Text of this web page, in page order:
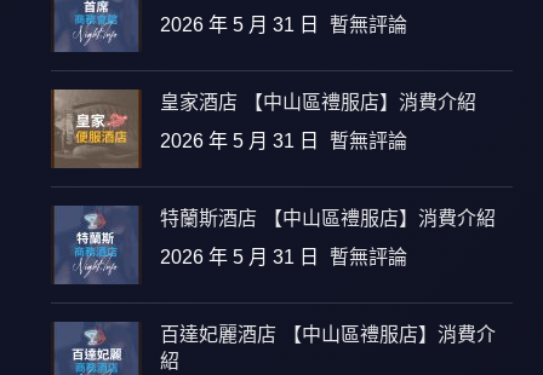
2026 年 5 月 31 日 暫無評論
皇家酒店 【中山區禮服店】消費介紹
2026 年 5 月 31 日 暫無評論
特蘭斯酒店 【中山區禮服店】消費介紹
2026 年 5 月 31 日 暫無評論
百達妃麗酒店 【中山區禮服店】消費介
紹